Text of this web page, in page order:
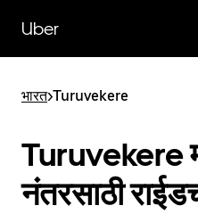
सामग्रीवरUber
भारत>Turuvekere
Turuvekere
नंतरसाठी